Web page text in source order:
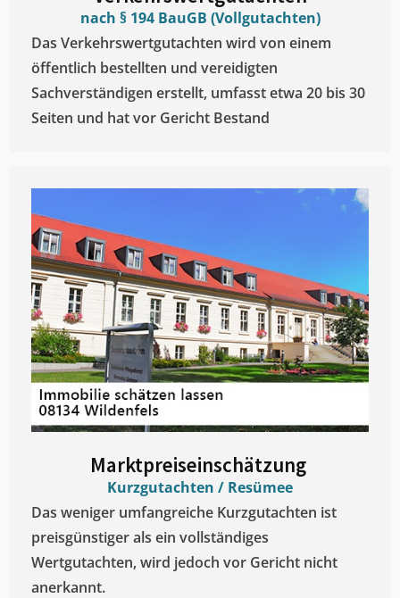
nach § 194 BauGB (Vollgutachten)
Das Verkehrswertgutachten wird von einem
öffentlich bestellten und vereidigten
Sachverständigen erstellt, umfasst etwa 20 bis 30
Seiten und hat vor Gericht Bestand
Marktpreiseinschätzung ​
Kurzgutachten / Resümee
Das weniger umfangreiche Kurzgutachten ist
preisgünstiger als ein vollständiges
Wertgutachten, wird jedoch vor Gericht nicht
anerkannt.